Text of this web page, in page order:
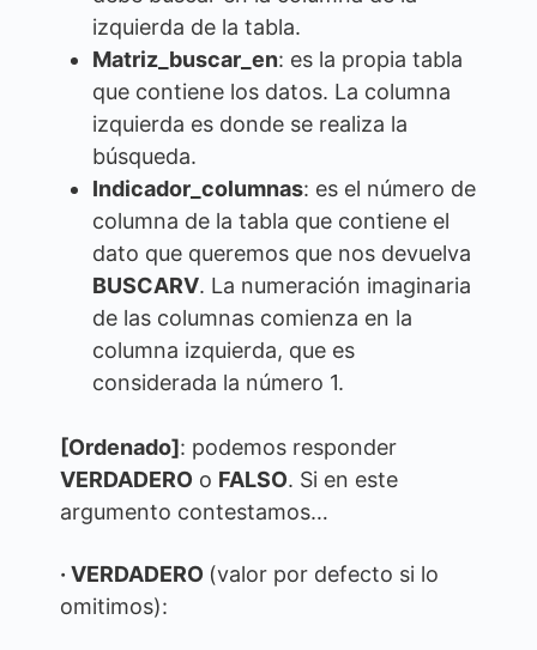
izquierda de la tabla.
Matriz_buscar_en: es la propia tabla
que contiene los datos. La columna
izquierda es donde se realiza la
búsqueda.
Indicador_columnas: es el número de
columna de la tabla que contiene el
dato que queremos que nos devuelva
BUSCARV. La numeración imaginaria
de las columnas comienza en la
columna izquierda, que es
considerada la número 1.
[Ordenado]: podemos responder
VERDADERO o FALSO. Si en este
argumento contestamos…
· VERDADERO (valor por defecto si lo
omitimos):